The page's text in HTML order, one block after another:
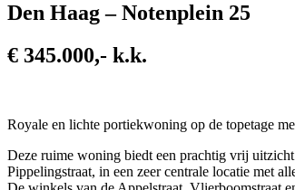
Den Haag – Notenplein 25
€ 345.000,- k.k.
Royale en lichte portiekwoning op de topetage
Deze ruime woning biedt een prachtig vrij
Pippelingstraat, in een zeer centrale locatie met